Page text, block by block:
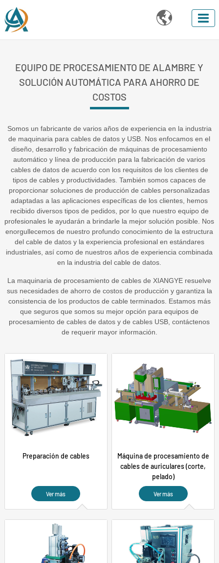

EQUIPO DE PROCESAMIENTO DE ALAMBRE Y
SOLUCIÓN AUTOMÁTICA PARA AHORRO DE
COSTOS
Somos un fabricante de varios años de experiencia en la industria
de maquinaria para cables de datos y USB. Nos enfocamos en el
diseño, desarrollo y fabricación de máquinas de procesamiento
automático y línea de producción para la fabricación de varios
cables de datos de acuerdo con los requisitos de los clientes de
tipos de cables y productividades. También somos capaces de
proporcionar soluciones de producción de cables personalizadas
adaptadas a las aplicaciones específicas de los clientes, hemos
recibido diversos tipos de pedidos, por lo que nuestro equipo de
profesionales le ayudarán a brindarle la mejor solución posible. Nos
enorgullecemos de nuestro profundo conocimiento de la estructura
del cable de datos y la experiencia profesional en estándares
industriales, así como de nuestros años de experiencia combinada
en la industria del cable de datos.
La maquinaria de procesamiento de cables de XIANGYE resuelve
sus necesidades de ahorro de costos de producción y garantiza la
consistencia de los productos de cable terminados. Estamos más
que seguros que somos su mejor opción para equipos de
procesamiento de cables de datos y de cables USB, contáctenos
de requerir mayor información.
Preparación de cables
Ver más
Máquina de procesamiento de
cables de auriculares (corte,
pelado)
Ver más